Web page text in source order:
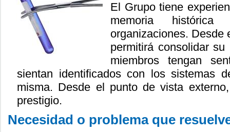
El Grupo tiene
memoria
organizaciones. Desde
permitirá consolidar
miembros tengan
sientan identificados con los sistemas
misma. Desde el punto de vista
prestigio.
Necesidad o problema que